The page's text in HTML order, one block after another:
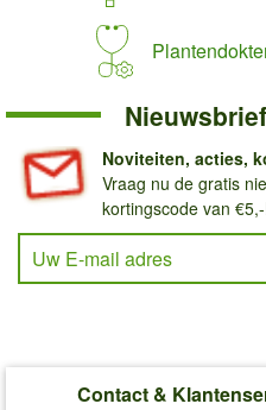
Noviteiten, acties,
Vraag nu de gratis
kortingscode van
Contact &